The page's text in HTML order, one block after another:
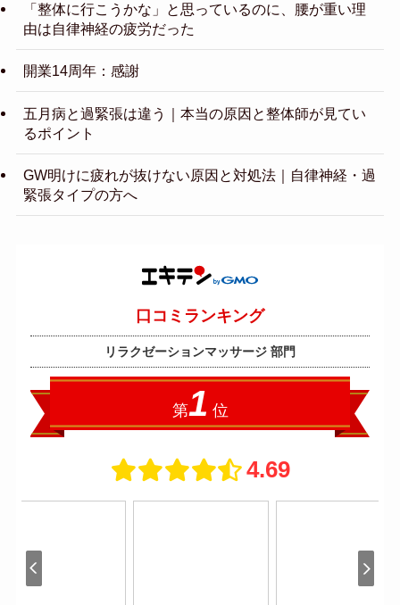
「整体に行こうかな」と思っているのに、腰が重い理
由は自律神経の疲労だった
開業14周年：感謝
五月病と過緊張は違う｜本当の原因と整体師が見てい
るポイント
GW明けに疲れが抜けない原因と対処法｜自律神経・過
緊張タイプの方へ